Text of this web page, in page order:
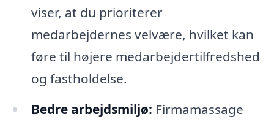
viser, at du prioriterer
medarbejdernes velvære, hvilket kan
føre til højere medarbejdertilfredshed
og fastholdelse.
Bedre arbejdsmiljø: Firmamassage